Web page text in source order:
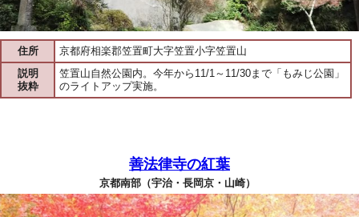
住所
京都府相楽郡笠置町大字笠置小字笠置山
説明
抜粋
笠置山自然公園内。今年から11/1～11/30まで「もみじ公園」
のライトアップ実施。
善法律寺の紅葉
京都南部（宇治・長岡京・山崎）